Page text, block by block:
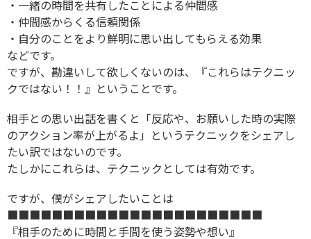
・一緒の時間を共有したことによる仲間感
・仲間感からくる信頼関係
・自分のことをより鮮明に思い出してもらえる効果
などです。
ですが、勘違いして欲しくないのは、『これらはテクニッ
クではない！！』ということです。
相手との思い出話を書くと「反応や、お願いした時の実際
のアクション率が上がるよ」というテクニックをシェアし
たい訳ではないのです。
たしかにこれらは、テクニックとしては有効です。
ですが、僕がシェアしたいことは
『相手のために時間と手間を使う姿勢や想い』